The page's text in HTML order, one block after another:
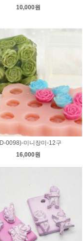
10,000원
0098)-미니장미-12구
16,000원